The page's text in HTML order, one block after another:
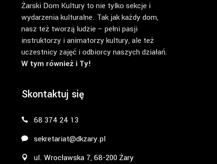
Żarski Dom Kultury to nie tylko sekcje i
wydarzenia kulturalne. Tak jak każdy dom,
nasz też tworzą ludzie – pełni pasji
instruktorzy i animatorzy kultury, ale też
uczestnicy zajęć i odbiorcy naszych działań.
W tym również i Ty!
Skontaktuj się
68 374 24 13
sekretariat@dkzary.pl
ul. Wrocławska 7, 68-200 Żary